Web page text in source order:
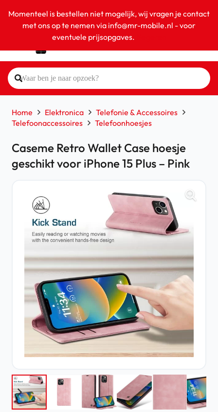
Momenteel is bestellen niet mogelijk, wij vragen je contact
met ons op te nemen via info@mr-mobile.nl - voor
eventuele prijsopgaves.
Home Elektronica
Telefonie & Accessoires
Telefoonaccessoires
Telefoonhoesjes
Caseme Retro Wallet Case hoesje
geschikt voor iPhone 15 Plus – Pink